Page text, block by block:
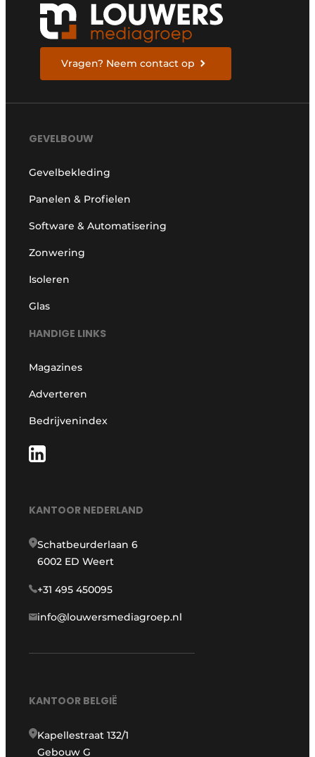
Vragen? Neem contact op
GEVELBOUW
Gevelbekleding
Panelen & Profielen
Software & Automatisering
Zonwering
Isoleren
Glas
HANDIGE LINKS
Magazines
Adverteren
Bedrijvenindex
KANTOOR NEDERLAND
Schatbeurderlaan 6
6002 ED Weert
+31 495 450095
info@louwersmediagroep.nl
KANTOOR BELGIË
Kapellestraat 132/1
Gebouw G